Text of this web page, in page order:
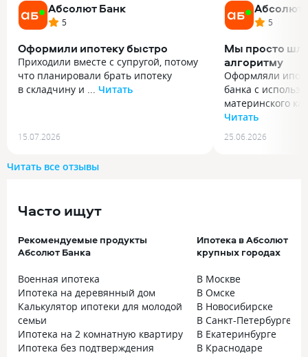
Абсолют Банк
5
Оформили ипотеку быстро
Приходили вместе с супругой, потому
что планировали брать ипотеку
в складчину и ... Читать
в складчину и хотели понять,
как лучше оформить заявку. Было
обоих заемщиков и тому, как будет
Сказали, какие документы нужны
подготовить и какие моменты могут
повлиять на решение банка. После
действий. Документы собрали
за неделю, заявку приняли с первого
раза. Проверку квартиры сделали
оперативно, подготовка договора
была на них. На регистрацию сделки
вышли через две недели.
15.07.2026
Абсолют
5
Мы просто
алгоритму
Оформляли
банка с
материнского
Читать
Оформляли
банка с
С нас полностью
Не пришлось
Менеджер вела
сначала, какие
куда подаем.
сопровождение
всего процесса:
нужно донести,
25.06.2026
Читать все отзывы
Часто ищут
Рекомендуемые продукты
Абсолют Банка
Военная ипотека
Ипотека на деревянный дом
Калькулятор ипотеки для молодой
семьи
Ипотека на 2 комнатную квартиру
Ипотека без подтверждения
Ипотека в Абсолют
крупных городах
В Москве
В Омске
В Новосибирске
В Санкт-Петербурге
В Екатеринбурге
В Краснодаре